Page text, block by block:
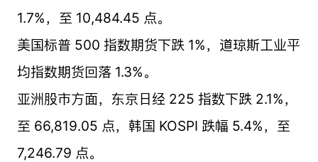
1.7%，至 10,484.45 点。
美国标普 500 指数期货下跌 1%，道琼斯工业平
均指数期货回落 1.3%。
亚洲股市方面，东京日经 225 指数下跌 2.1%，
至 66,819.05 点，韩国 KOSPI 跌幅 5.4%，至
7,246.79 点。